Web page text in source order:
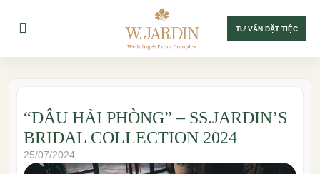
TƯ VẤN ĐẶT TIỆC
“DÂU HẢI PHÒNG” – SS.JARDIN’S
BRIDAL COLLECTION 2024
25/07/2024